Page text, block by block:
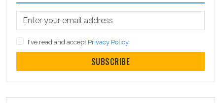
I've read and accept Privacy Policy
SUBSCRIBE